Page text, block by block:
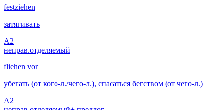
festziehen
затягивать
A2
неправ.отделяемый
fliehen vor
убегать (от кого-л./чего-л.), спасаться бегством (от чего-л.)
A2